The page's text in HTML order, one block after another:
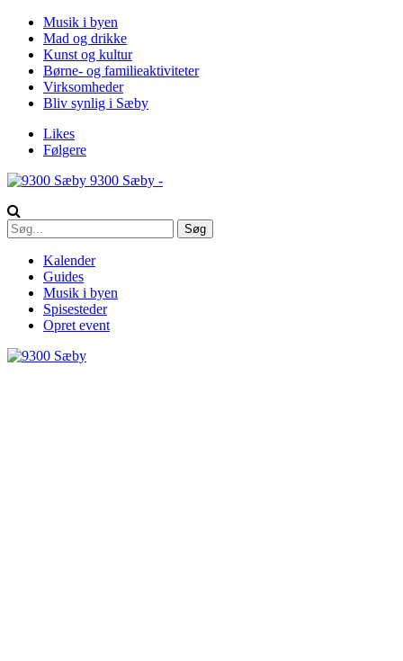
Musik i byen
Mad og drikke
Kunst og kultur
Børne- og familieaktiviteter
Virksomheder
Bliv synlig i Sæby
Likes
Følgere
9300 Sæby -
Kalender
Guides
Musik i byen
Spisesteder
Opret event